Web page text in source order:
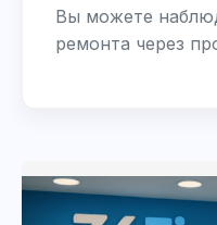
Вы можете
ремонта через